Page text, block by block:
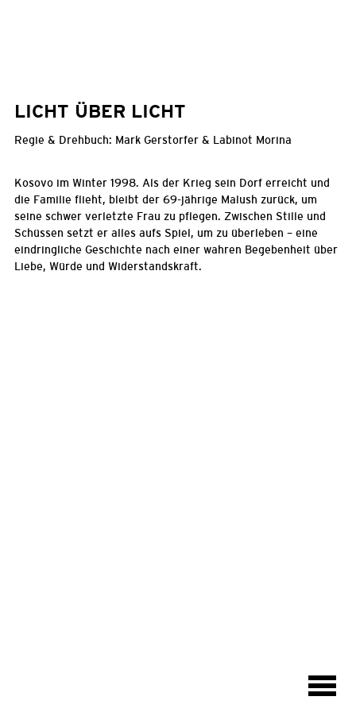
LICHT ÜBER LICHT
Regie & Drehbuch: Mark Gerstorfer & Labinot Morina
Kosovo im Winter 1998. Als der Krieg sein Dorf erreicht und
die Familie flieht, bleibt der 69-jährige Malush zurück, um
seine schwer verletzte Frau zu pflegen. Zwischen Stille und
Schüssen setzt er alles aufs Spiel, um zu überleben – eine
eindringliche Geschichte nach einer wahren Begebenheit über
Liebe, Würde und Widerstandskraft.